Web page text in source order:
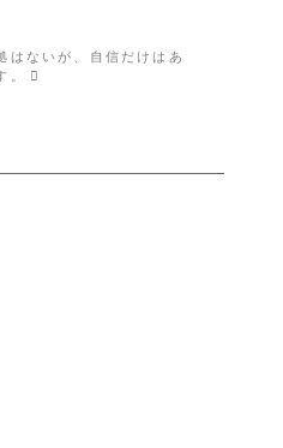
はないが、自信だけはあ
。